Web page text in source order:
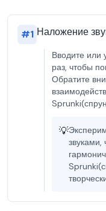
#1 Наложение
Вводите или
раз, чтобы
Обратите
💡
звуками,